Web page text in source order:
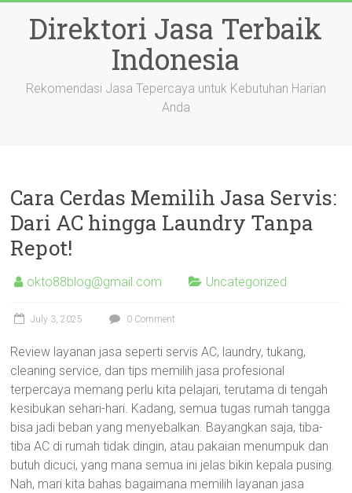
contentDirektori Jasa Terbaik
Indonesia
Rekomendasi Jasa Tepercaya untuk Kebutuhan Harian
Anda
Cara Cerdas Memilih Jasa Servis:
Dari AC hingga Laundry Tanpa
Repot!
okto88blog@gmail.com Uncategorized
July 3, 2025 0 Comment
Review layanan jasa seperti servis AC, laundry, tukang,
cleaning service, dan tips memilih jasa profesional
terpercaya memang perlu kita pelajari, terutama di tengah
kesibukan sehari-hari. Kadang, semua tugas rumah tangga
bisa jadi beban yang menyebalkan. Bayangkan saja, tiba-
tiba AC di rumah tidak dingin, atau pakaian menumpuk dan
butuh dicuci, yang mana semua ini jelas bikin kepala pusing.
Nah, mari kita bahas bagaimana memilih layanan jasa